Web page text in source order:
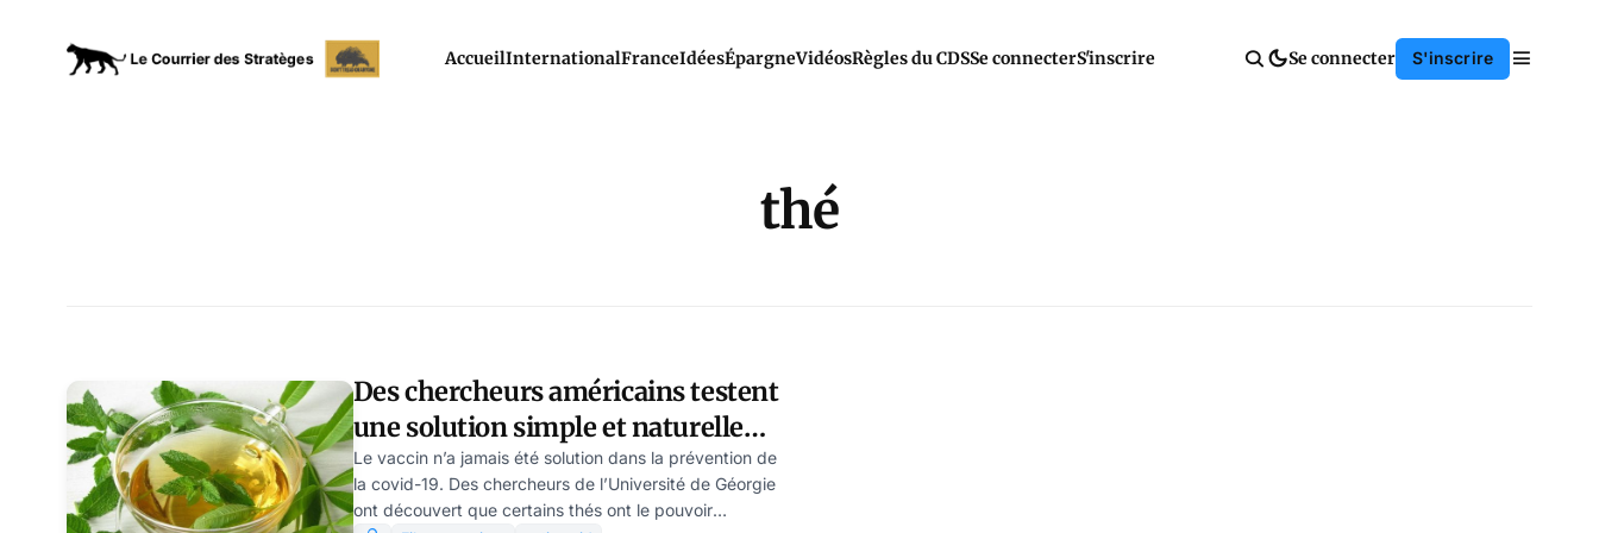
AccueilInternationalFranceIdéesÉpargneVidéosRègles du CDSSe connecterS'inscrire Se connecter S'inscrire
thé
Des chercheurs américains testent
une solution simple et naturelle
pour prévenir le COVID
Le vaccin n’a jamais été solution dans la prévention de
la covid-19. Des chercheurs de l’Université de Géorgie
ont découvert que certains thés ont le pouvoir